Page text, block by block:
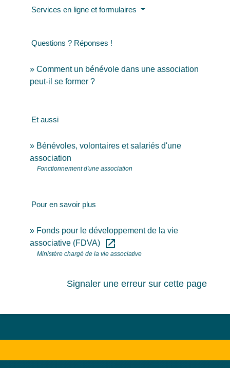
Services en ligne et formulaires
Questions ? Réponses !
Comment un bénévole dans une association
peut-il se former ?
Et aussi
Bénévoles, volontaires et salariés d'une
association
Fonctionnement d'une association
Pour en savoir plus
Fonds pour le développement de la vie
associative (FDVA)
open_in_new
Ministère chargé de la vie associative
Signaler une erreur sur cette page